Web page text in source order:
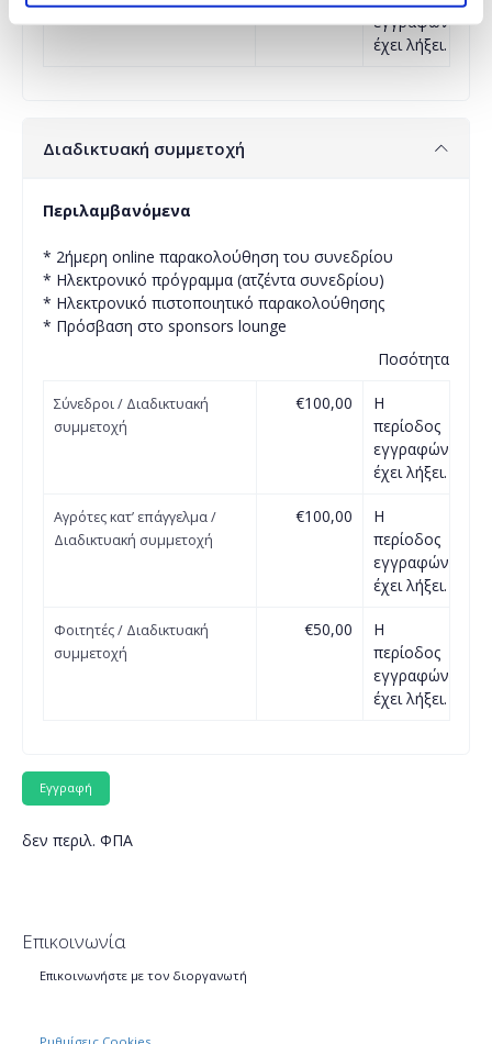
εγγραφών
έχει λήξει.
Διαδικτυακή συμμετοχή
Περιλαμβανόμενα
* 2ήμερη online παρακολούθηση του συνεδρίου
* Ηλεκτρονικό πρόγραμμα (ατζέντα συνεδρίου)
* Ηλεκτρονικό πιστοποιητικό παρακολούθησης
* Πρόσβαση στο sponsors lounge
Ποσότητα
Σύνεδροι / Διαδικτυακή
συμμετοχή
€100,00
Η
περίοδος
εγγραφών
έχει λήξει.
Αγρότες κατ’ επάγγελμα /
Διαδικτυακή συμμετοχή
€100,00
Η
περίοδος
εγγραφών
έχει λήξει.
Φοιτητές / Διαδικτυακή
συμμετοχή
€50,00
Η
περίοδος
εγγραφών
έχει λήξει.
δεν περιλ. ΦΠΑ
Επικοινωνία
Επικοινωνήστε με τον διοργανωτή